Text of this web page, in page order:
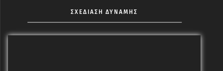
ΣΧΕΔΙΑΣΗ ΔΥΝΑΜΗΣ